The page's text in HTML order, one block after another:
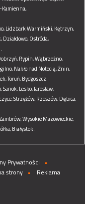
Lidzbark Warmiński,Kętrzyn,
Działdowo,Ostróda,
Rypin,Wąbrzeźno,
Nakło nad Notecią,Żnin,
Toruń,Bydgoszcz.
Sanok,Lesko,Jarosław,
Strzyżów,Rzeszów,Dębica,
Zambrów,Wysokie Mazowieckie,
Białystok.
Prywatności
strony Reklama